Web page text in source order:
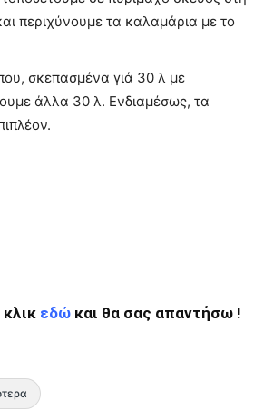
περιχύνουμε τα καλαμάρια με το
σκεπασμένα γιά 30 λ με
άλλα 30 λ. Ενδιαμέσως, τα
εδώ και θα σας απαντήσω !